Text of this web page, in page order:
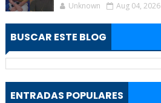
Unknown Aug 04, 2026
BUSCAR ESTE BLOG
ENTRADAS POPULARES